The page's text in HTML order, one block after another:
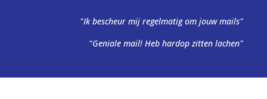
"Ik bescheur mij regelmatig om jouw mails"
"Geniale mail! Heb hardop zitten lachen"